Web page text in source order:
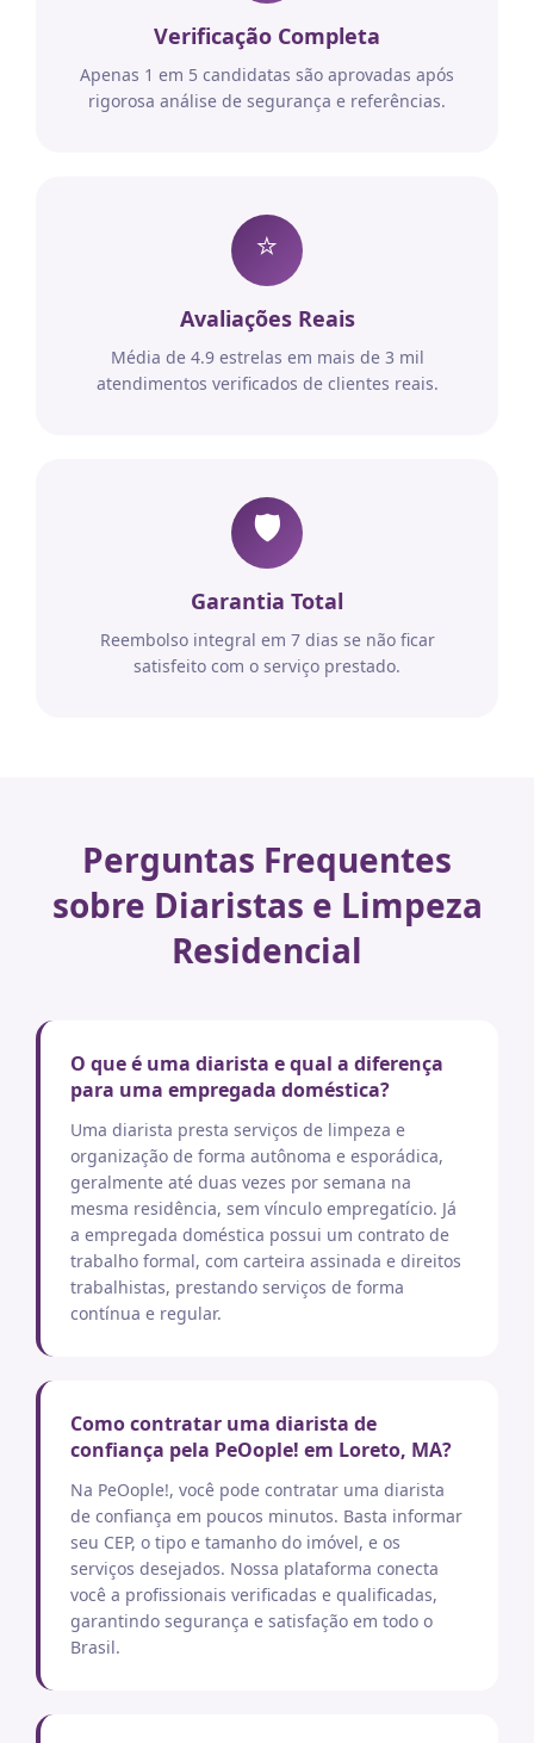
Verificação Completa
Apenas 1 em 5 candidatas são aprovadas após
rigorosa análise de segurança e referências.
⭐
Avaliações Reais
Média de 4.9 estrelas em mais de 3 mil
atendimentos verificados de clientes reais.
🛡️
Garantia Total
Reembolso integral em 7 dias se não ficar
satisfeito com o serviço prestado.
Perguntas Frequentes
sobre Diaristas e Limpeza
Residencial
O que é uma diarista e qual a diferença
para uma empregada doméstica?
Uma diarista presta serviços de limpeza e
organização de forma autônoma e esporádica,
geralmente até duas vezes por semana na
mesma residência, sem vínculo empregatício. Já
a empregada doméstica possui um contrato de
trabalho formal, com carteira assinada e direitos
trabalhistas, prestando serviços de forma
contínua e regular.
Como contratar uma diarista de
confiança pela PeOople! em Loreto, MA?
Na PeOople!, você pode contratar uma diarista
de confiança em poucos minutos. Basta informar
seu CEP, o tipo e tamanho do imóvel, e os
serviços desejados. Nossa plataforma conecta
você a profissionais verificadas e qualificadas,
garantindo segurança e satisfação em todo o
Brasil.